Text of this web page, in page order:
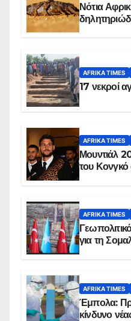
Νότια
AFRIKA TIMES
17 νεκροί
AFRIKA TIMES
Μουντιάλ
του Κονγκό
AFRIKA TIMES
για τη
AFRIKA TIMES
Έμπολα:
κίνδυνο